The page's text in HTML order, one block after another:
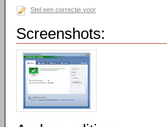
Stel een correctie voor
Screenshots: